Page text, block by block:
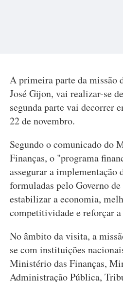
A primeira parte da missão
José Gijon, vai realizar-se
segunda parte vai decorrer
22 de novembro.
Segundo o comunicado do
Finanças, o "programa
assegurar a implementação
formuladas pelo Governo
estabilizar a economia,
competitividade e reforçar a
No âmbito da visita, a
se com instituições
Ministério das Finanças,
Administração Pública,